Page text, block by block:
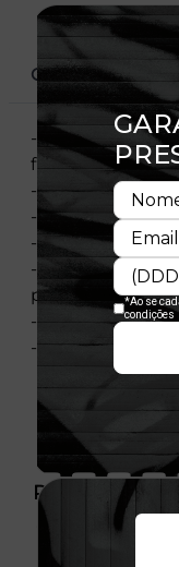
- Logotipo da
frente
- Coroa e viseira
- Flag New Era
- Aba toda
- Coroa branca
preta
- Composição:
- Licença oficial
PRODUTO
SITE,